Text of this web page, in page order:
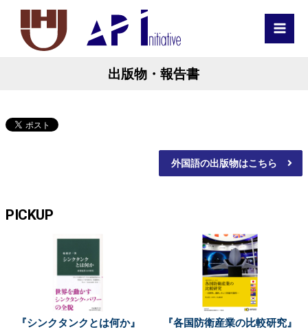
出版物・報告書
外国語の出版物はこちら
PICKUP
『シンクタンクとは何か』
『各国防衛産業の比較研究』